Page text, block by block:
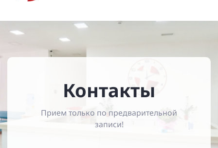
Контакты
Прием только по предварительной
записи!